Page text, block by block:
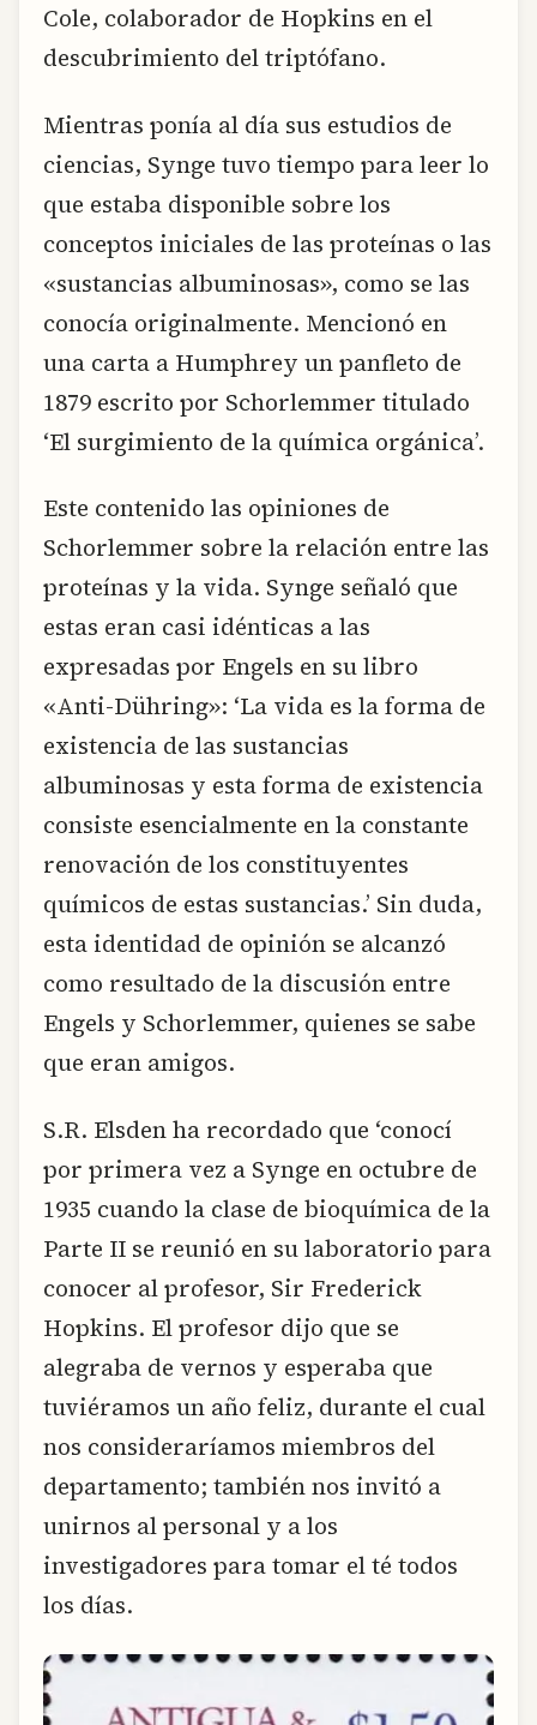
Cole, colaborador de Hopkins en el
descubrimiento del triptófano.
Mientras ponía al día sus estudios de
ciencias, Synge tuvo tiempo para leer lo
que estaba disponible sobre los
conceptos iniciales de las proteínas o las
«sustancias albuminosas», como se las
conocía originalmente. Mencionó en
una carta a Humphrey un panfleto de
1879 escrito por Schorlemmer titulado
‘El surgimiento de la química orgánica’.
Este contenido las opiniones de
Schorlemmer sobre la relación entre las
proteínas y la vida. Synge señaló que
estas eran casi idénticas a las
expresadas por Engels en su libro
«Anti-Dühring»: ‘La vida es la forma de
existencia de las sustancias
albuminosas y esta forma de existencia
consiste esencialmente en la constante
renovación de los constituyentes
químicos de estas sustancias.’ Sin duda,
esta identidad de opinión se alcanzó
como resultado de la discusión entre
Engels y Schorlemmer, quienes se sabe
que eran amigos.
S.R. Elsden ha recordado que ‘conocí
por primera vez a Synge en octubre de
1935 cuando la clase de bioquímica de la
Parte II se reunió en su laboratorio para
conocer al profesor, Sir Frederick
Hopkins. El profesor dijo que se
alegraba de vernos y esperaba que
tuviéramos un año feliz, durante el cual
nos consideraríamos miembros del
departamento; también nos invitó a
unirnos al personal y a los
investigadores para tomar el té todos
los días.